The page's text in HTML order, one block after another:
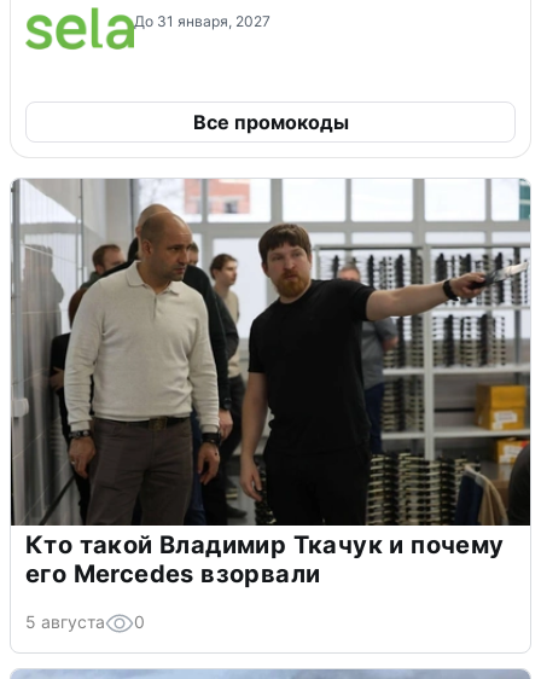
До 31 января, 2027
Все промокоды
Кто такой Владимир Ткачук и почему
его Mercedes взорвали
5 августа 0